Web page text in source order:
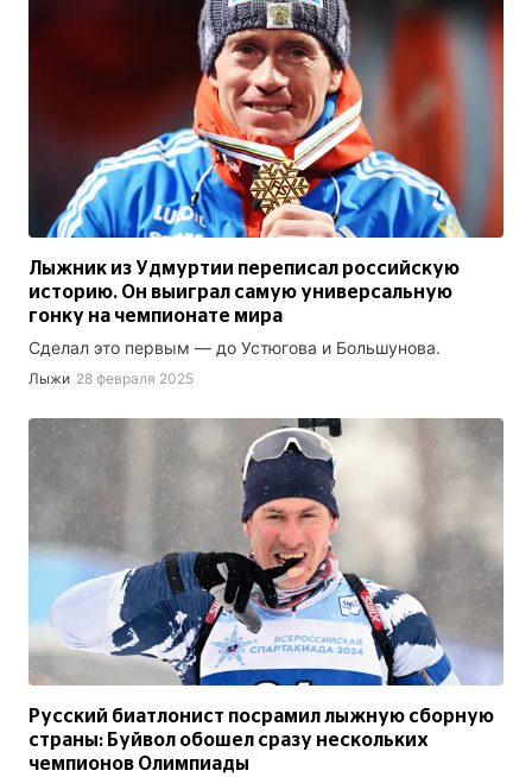
Лыжник из Удмуртии переписал российскую
историю. Он выиграл самую универсальную
гонку на чемпионате мира
Сделал это первым — до Устюгова и Большунова.
Лыжи 28 февраля 2025
Русский биатлонист посрамил лыжную сборную
страны: Буйвол обошел сразу нескольких
чемпионов Олимпиады